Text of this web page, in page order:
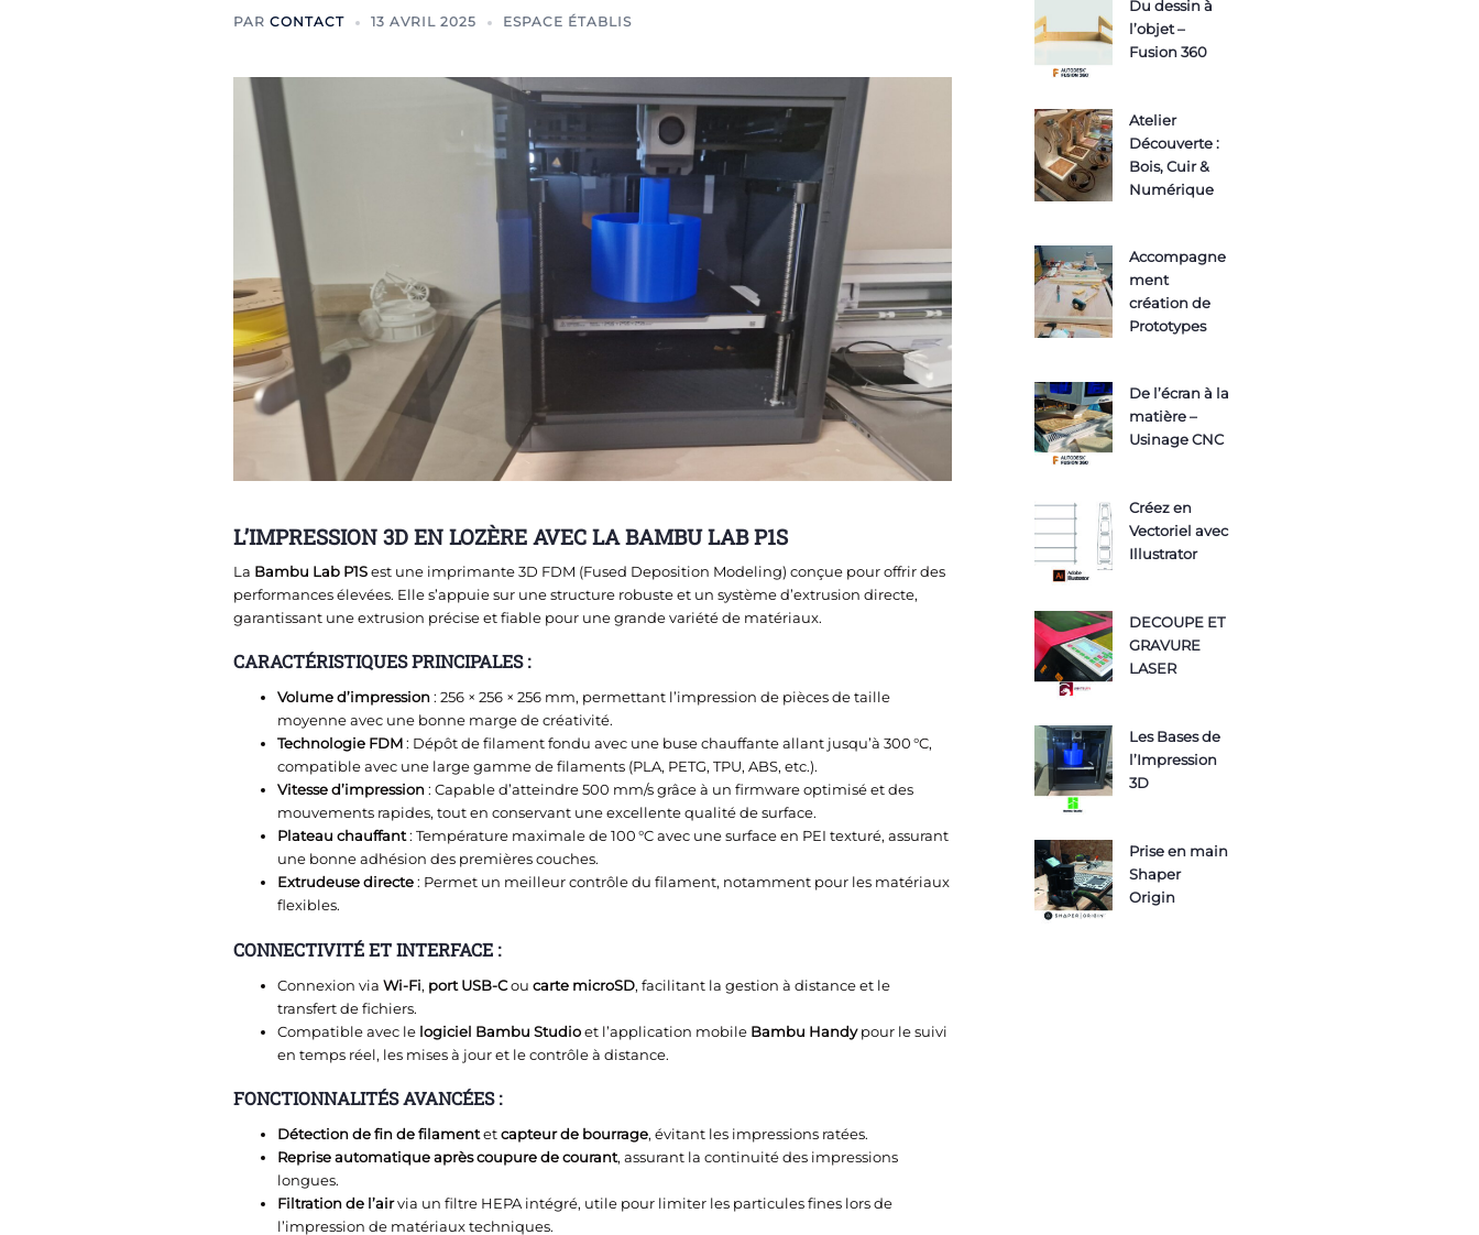
PAR CONTACT 13 AVRIL 2025 ESPACE ÉTABLIS
L’IMPRESSION 3D EN LOZÈRE AVEC LA BAMBU LAB P1S
La Bambu Lab P1Sest une imprimante 3D FDM (Fused Deposition Modeling) conçue pour offrir des
performances élevées. Elle s’appuie sur une structure robuste et un système d’extrusion directe,
garantissant une extrusion précise et fiable pour une grande variété de matériaux.
CARACTÉRISTIQUES PRINCIPALES :
Volume d’impression: 256 × 256 × 256 mm, permettant l’impression de pièces de taille
moyenne avec une bonne marge de créativité.
Technologie FDM: Dépôt de filament fondu avec une buse chauffante allant jusqu’à 300 °C,
compatible avec une large gamme de filaments (PLA, PETG, TPU, ABS, etc.).
Vitesse d’impression: Capable d’atteindre 500 mm/s grâce à un firmware optimisé et des
mouvements rapides, tout en conservant une excellente qualité de surface.
Plateau chauffant: Température maximale de 100 °C avec une surface en PEI texturé, assurant
une bonne adhésion des premières couches.
Extrudeuse directe: Permet un meilleur contrôle du filament, notamment pour les matériaux
flexibles.
CONNECTIVITÉ ET INTERFACE :
Connexion via Wi-Fi, port USB-Cou carte microSD, facilitant la gestion à distance et le
transfert de fichiers.
Compatible avec le logiciel Bambu Studioet l’application mobile Bambu Handypour le suivi
en temps réel, les mises à jour et le contrôle à distance.
FONCTIONNALITÉS AVANCÉES :
Détection de fin de filamentetcapteur de bourrage, évitant les impressions ratées.
Reprise automatique après coupure de courant, assurant la continuité des impressions
longues.
Filtration de l’airvia un filtre HEPA intégré, utile pour limiter les particules fines lors de
l’impression de matériaux techniques.
Du dessin à
l’objet –
Fusion 360
Atelier
Découverte :
Bois, Cuir &
Numérique
Accompagne
ment
création de
Prototypes
De l’écran à la
matière –
Usinage CNC
Créez en
Vectoriel avec
Illustrator
DECOUPE ET
GRAVURE
LASER
Les Bases de
l’Impression
3D
Prise en main
Shaper
Origin